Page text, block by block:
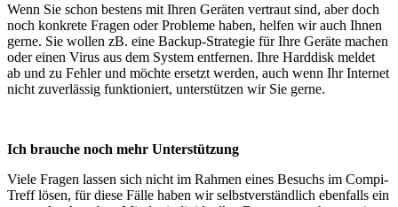
Wenn Sie schon bestens mit Ihren Geräten vertraut sind, aber doch
noch konkrete Fragen oder Probleme haben, helfen wir auch Ihnen
gerne. Sie wollen zB. eine Backup-Strategie für Ihre Geräte machen
oder einen Virus aus dem System entfernen. Ihre Harddisk meldet
ab und zu Fehler und möchte ersetzt werden, auch wenn Ihr Internet
nicht zuverlässig funktioniert, unterstützen wir Sie gerne.
Ich brauche noch mehr Unterstützung
Viele Fragen lassen sich nicht im Rahmen eines Besuchs im Compi-
Treff lösen, für diese Fälle haben wir selbstverständlich ebenfalls ein